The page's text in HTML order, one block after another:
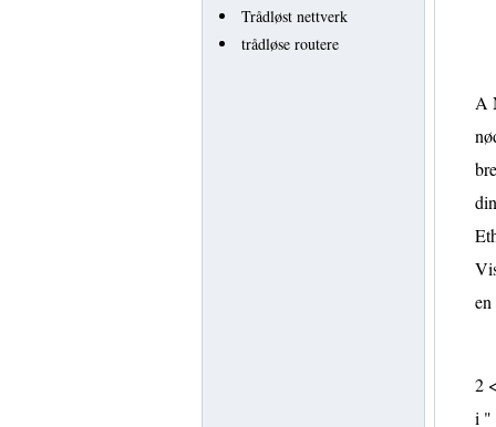
Trådløst nettverk
trådløse routere
A
en
2
i "